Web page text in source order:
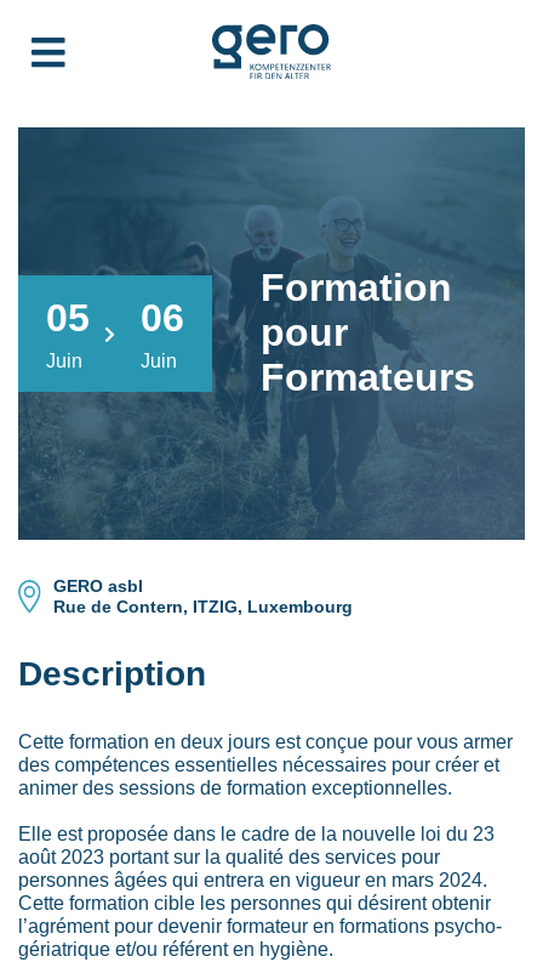
05
Juin
06
Juin
Formation
pour
Formateurs
GERO asbl
Rue de Contern, ITZIG, Luxembourg
Description
Cette formation en deux jours est conçue pour vous armer
des compétences essentielles nécessaires pour créer et
animer des sessions de formation exceptionnelles.
Elle est proposée dans le cadre de la nouvelle loi du 23
août 2023 portant sur la qualité des services pour
personnes âgées qui entrera en vigueur en mars 2024.
Cette formation cible les personnes qui désirent obtenir
l’agrément pour devenir formateur en formations psycho-
gériatrique et/ou référent en hygiène.